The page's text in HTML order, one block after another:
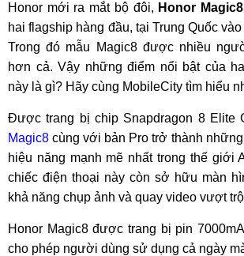
Honor mới ra mắt bộ đôi, Honor Magic8
hai flagship hàng đầu, tại Trung Quốc
Trong đó mẫu Magic8 được nhiều
hơn cả. Vậy những điểm nổi bật của
này là gì? Hãy cùng MobileCity tìm hiểu
Được trang bị chip Snapdragon 8 Elite
Magic8 cùng với bản Pro trở thành
hiệu năng mạnh mẽ nhất trong thế giới
chiếc điện thoại này còn sở hữu màn
khả năng chụp ảnh và quay video vượt
Honor Magic8 được trang bị pin
cho phép người dùng sử dụng cả ngày